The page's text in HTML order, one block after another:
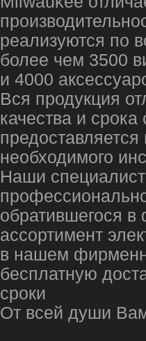
реализуются по
более чем 3500
и 4000
Вся продукция
качества и
необходимого
Наши
обратившегося
ассортимент
в нашем
бесплатную
сроки
От всей души